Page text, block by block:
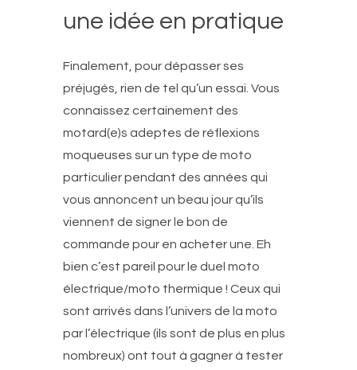
une idée en pratique
Finalement, pour dépasser ses
préjugés, rien de tel qu’un essai. Vous
connaissez certainement des
motard(e)s adeptes de réflexions
moqueuses sur un type de moto
particulier pendant des années qui
vous annoncent un beau jour qu’ils
viennent de signer le bon de
commande pour en acheter une. Eh
bien c’est pareil pour le duel moto
électrique/moto thermique ! Ceux qui
sont arrivés dans l’univers de la moto
par l’électrique (ils sont de plus en plus
nombreux) ont tout à gagner à tester